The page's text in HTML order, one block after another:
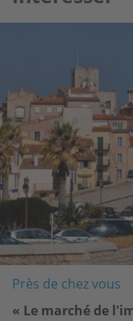
Près de chez vous
« Le marché de